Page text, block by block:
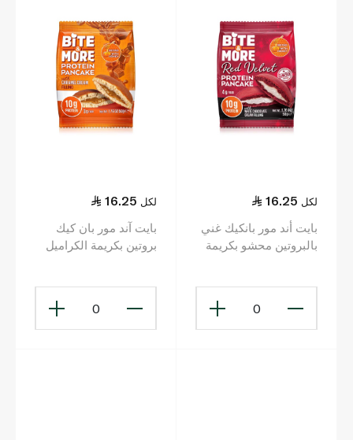
16.25 لكل
بايت أند مور بانكيك غني
بالبروتين محشو بكريمة
0
16.25 لكل
بايت آند مور بان كيك
بروتين بكريمة الكراميل
0